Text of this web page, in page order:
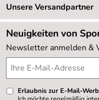
Retourenabwicklung
Lieferbedingungen
Kundenlogin
Neu
Sale %
Kundenbewertungen
4,8/5*****
Unsere Versandpartner
Neuigkeiten von
Newsletter anmelden &
Erlaubnis zur E-Mail-